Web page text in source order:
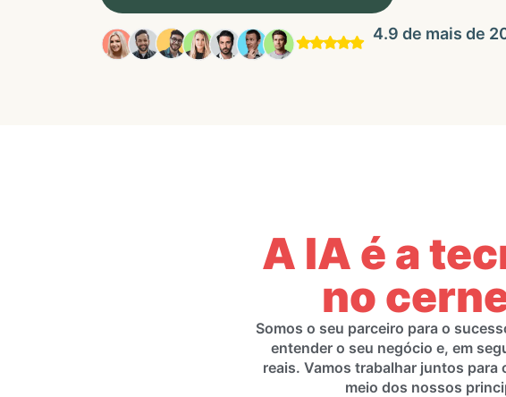
4.9 de mais de
A IA é a
no
Somos o seu parceiro para o
entender o seu negócio e, em
reais. Vamos trabalhar juntos
meio dos nossos